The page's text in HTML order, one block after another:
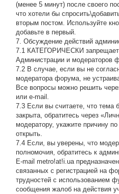
(менее 5 минут) после своего
что хотели бы
вторым постом. Используйте
добавьте в первый.
7. Обсуждение действий
7.1 КАТЕГОРИЧЕСКИ
Администрации и модераторов
7.2 В случае, если вы не
модератора форума, не
Все вопросы можно решить
или e-mail.
7.3 Если вы считаете, что тема
закрыта, обратитесь через
модератору, укажите причину
открыть.
7.4 Если, вы уверены, что
полномочия, обратитесь к
E-mail metro!at!i.ua
связанных с регистрацией на
трудностей с использованием
сообщения жалоб на действия